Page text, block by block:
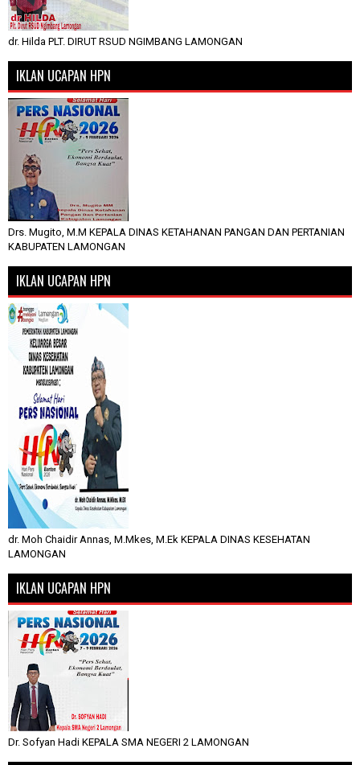
dr. Hilda PLT. DIRUT RSUD NGIMBANG LAMONGAN
IKLAN UCAPAN HPN
Drs. Mugito, M.M KEPALA DINAS KETAHANAN PANGAN DAN PERTANIAN
KABUPATEN LAMONGAN
IKLAN UCAPAN HPN
dr. Moh Chaidir Annas, M.Mkes, M.Ek KEPALA DINAS KESEHATAN
LAMONGAN
IKLAN UCAPAN HPN
Dr. Sofyan Hadi KEPALA SMA NEGERI 2 LAMONGAN